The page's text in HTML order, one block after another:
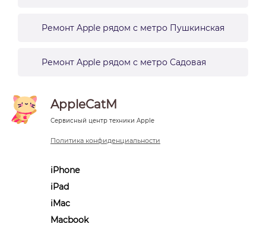
Ремонт Apple рядом с метро Пушкинская
Ремонт Apple рядом с метро Садовая
AppleCatM
Сервисный центр техники Apple
Политика конфиденциальности
iPhone
iPad
iMac
Macbook